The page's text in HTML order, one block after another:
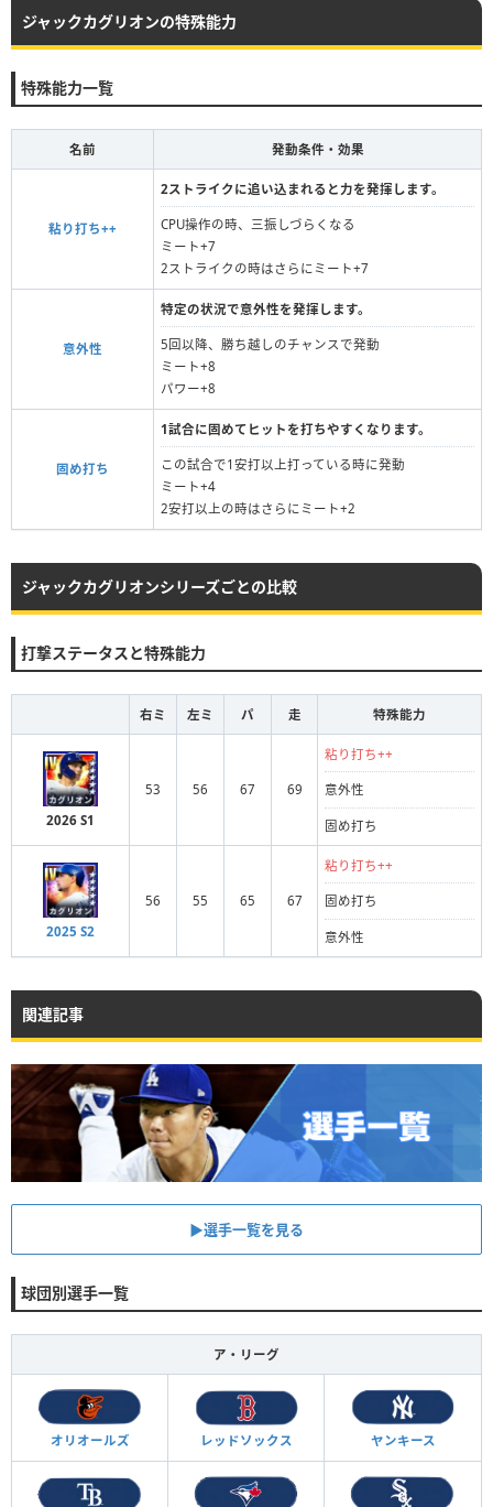
ジャックカグリオンの特殊能力
特殊能力一覧
名前 発動条件・効果
粘り打ち++
2ストライクに追い込まれると力を発揮します。
CPU操作の時、三振しづらくなる
ミート+7
2ストライクの時はさらにミート+7
意外性
特定の状況で意外性を発揮します。
5回以降、勝ち越しのチャンスで発動
ミート+8
パワー+8
固め打ち
1試合に固めてヒットを打ちやすくなります。
この試合で1安打以上打っている時に発動
ミート+4
2安打以上の時はさらにミート+2
ジャックカグリオンシリーズごとの比較
打撃ステータスと特殊能力
右ミ 左ミ パ 走 特殊能力
2026 S1
53 56 67 69
粘り打ち++
意外性
固め打ち
2025 S2
56 55 65 67
粘り打ち++
固め打ち
意外性
関連記事
▶︎選手一覧を見る
球団別選手一覧
ア・リーグ
オリオールズ レッドソックス ヤンキース